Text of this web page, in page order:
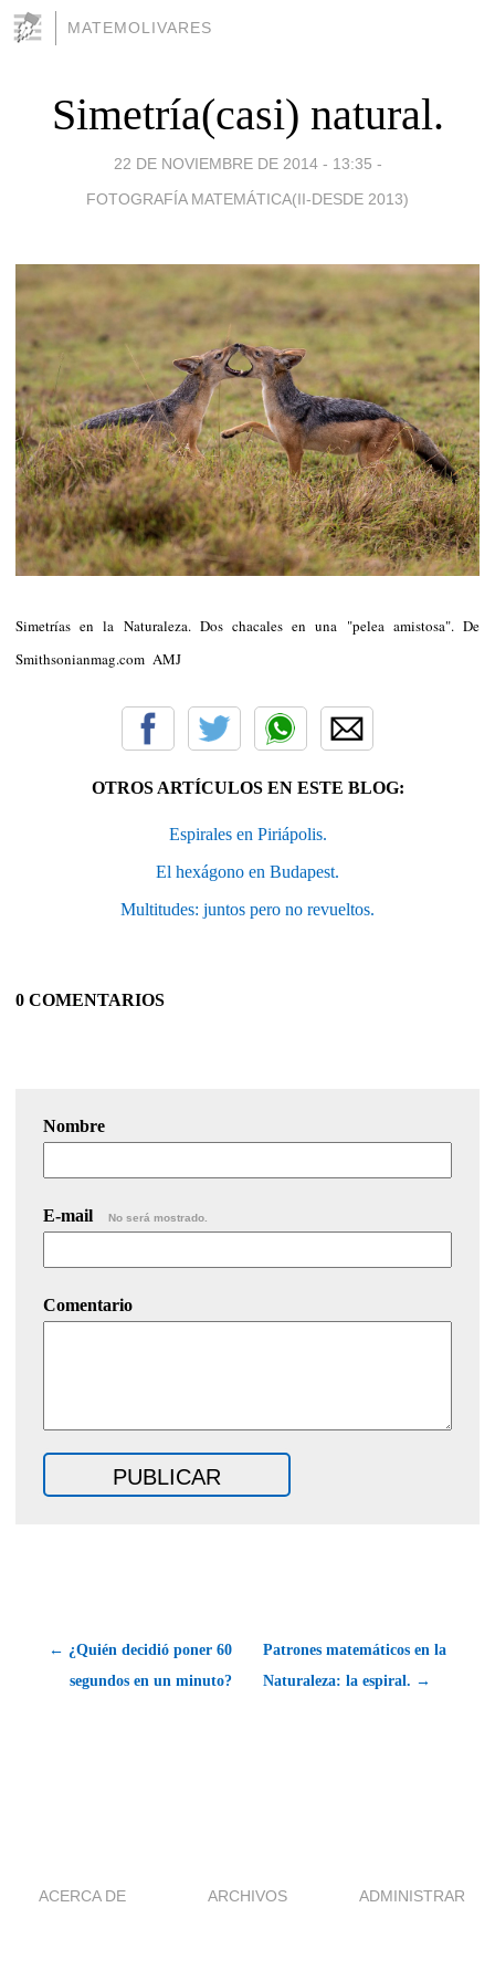
MATEMOLIVARES
Simetría(casi) natural.
22 DE NOVIEMBRE DE 2014 - 13:35 -
FOTOGRAFÍA MATEMÁTICA(II-DESDE 2013)
Simetrías en la Naturaleza. Dos chacales en una "pelea amistosa". De
Smithsonianmag.com AMJ
OTROS ARTÍCULOS EN ESTE BLOG:
Espirales en Piriápolis.
El hexágono en Budapest.
Multitudes: juntos pero no revueltos.
0 COMENTARIOS
Nombre
E-mail No será mostrado.
Comentario
← ¿Quién decidió poner 60
segundos en un minuto?
Patrones matemáticos en la
Naturaleza: la espiral. →
ACERCA DE ARCHIVOS ADMINISTRAR